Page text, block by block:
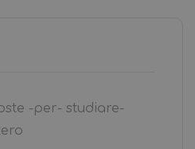
-per- studiare-